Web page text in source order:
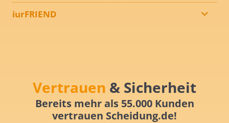
iurFRIEND
Vertrauen & Sicherheit
Bereits mehr als 55.000 Kunden
vertrauen Scheidung.de!